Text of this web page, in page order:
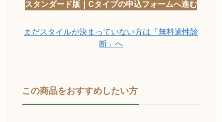
スタンダード版｜Cタイプの申込フォームへ進む
まだスタイルが決まっていない方は「無料適性診
断」へ
この商品をおすすめしたい方